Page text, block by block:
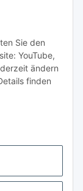
Sie den
YouTube,
ändern
finden